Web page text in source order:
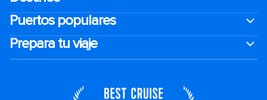
Puertos populares
Prepara tu viaje